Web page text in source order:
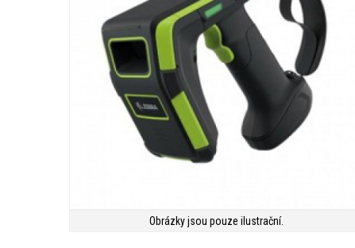
Obrázky jsou pouze ilustrační.